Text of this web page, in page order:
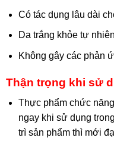
Có tác dụng lâu dài
Da trắng khỏe tự
Không gây các phản
Thận trọng khi sử
Thực phẩm chức
ngay khi sử dụng
trì sản phẩm thì mới